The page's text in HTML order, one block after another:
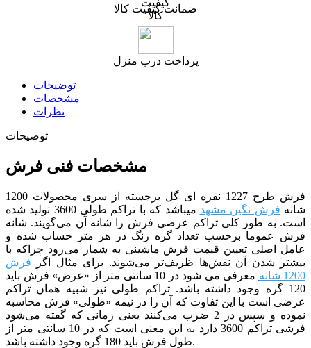
ضمانت کیفیت کالا
پرداخت درب منزل
توضیحات
مشخصات
نظرات
توضیحات
مشخصات فنی فرش
فرش طرح 1227 نقره ای گل برجسته از سری محصولات 1200
شانه فرش نگین مشهد
می­باشد که با تراکم طولی 3600 تولید شده
است. به طور کلی تراکم عرضی فرش را شانه آن می‌گویند. شانه
فرش عموما برحسب تعداد گره رنگ در هر متر حساب شده و
عامل اصلی تعیین قیمت فرش ماشینی به شمار می‌رود چراکه با
بیشتر شدن آن نقش‌ها ظریف‌تر می‌شوند. برای مثال اگر فرش
1200 شانه
معرفی می شود در 10 سانتی متر از «عرض» فرش باید
120 گره وجود داشته باشد.
تراکم طولی نیز شبیه همان تراکم
عرضی است با این تفاوت که آن را در نیمه «طولی» فرش محاسبه
نموده و سپس در 2 ضرب می‌کنند یعنی زمانی که گفته می‌شود
فرشی تراکم 3600 دارد به این معنی است که در 10 سانتی متر از
طول فرش باید 180 گره وجود داشته باشد.